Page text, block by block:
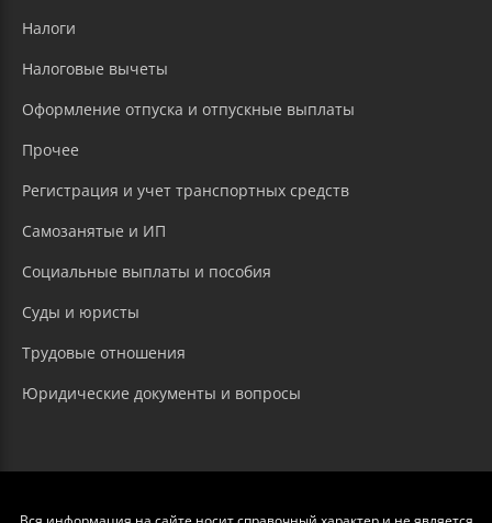
Налоги
Налоговые вычеты
Оформление отпуска и отпускные выплаты
Прочее
Регистрация и учет транспортных средств
Самозанятые и ИП
Социальные выплаты и пособия
Суды и юристы
Трудовые отношения
Юридические документы и вопросы